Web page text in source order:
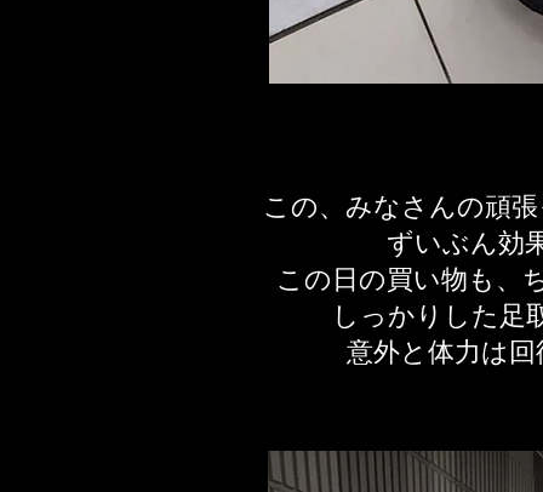
この、みなさんの頑
ずいぶん効
この日の買い物も、
しっかりした足
意外と体力は